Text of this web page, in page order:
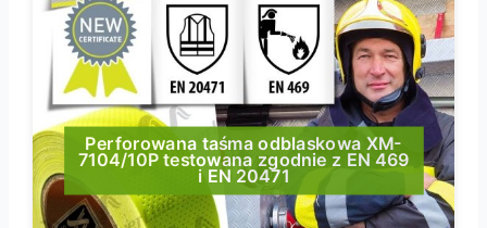
Perforowana taśma odblaskowa XM-
7104/10P testowana zgodnie z EN 469
i EN 20471